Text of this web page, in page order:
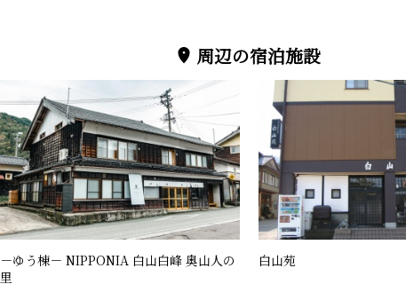
周辺の宿泊施設
－ゆう棟－ NIPPONIA 白山白峰 奥山人の
里
白山苑